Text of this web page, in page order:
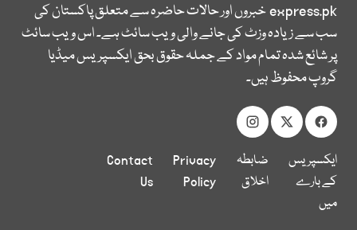
express.pkخبروں اور حالات حاضرہ سے متعلق پاکستان کی
سب سے زیادہ وزٹ کی جانے والی ویب سائٹ ہے۔ اس ویب سائٹ
پر شائع شدہ تمام مواد کے جملہ حقوق بحق ایکسپریس میڈیا
گروپ محفوظ ہیں۔
ایکسپریس
کے بارے
میں
ضابطہ
اخلاق
Privacy
Policy
Contact
Us